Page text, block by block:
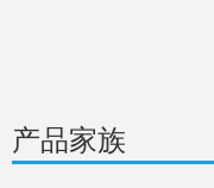
产品家族